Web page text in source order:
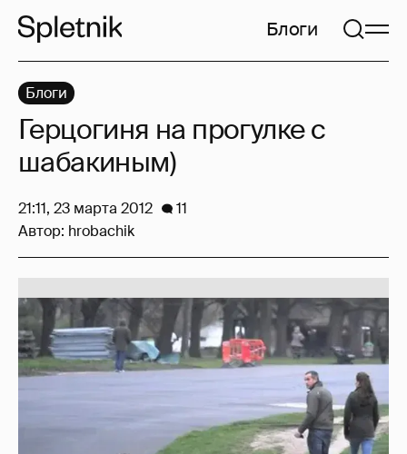
Блоги
Блоги
Герцогиня на прогулке с
шабакиным)
21:11, 23 марта 2012
11
Автор: hrobachik